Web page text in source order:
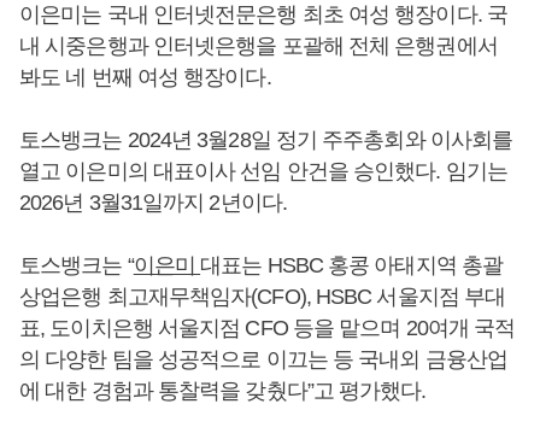
이은미는 국내 인터넷전문은행 최초 여성 행장이다. 국
내 시중은행과 인터넷은행을 포괄해 전체 은행권에서
봐도 네 번째 여성 행장이다.
토스뱅크는 2024년 3월28일 정기 주주총회와 이사회를
열고 이은미의 대표이사 선임 안건을 승인했다. 임기는
2026년 3월31일까지 2년이다.
토스뱅크는 “이은미 대표는 HSBC 홍콩 아태지역 총괄
상업은행 최고재무책임자(CFO), HSBC 서울지점 부대
표, 도이치은행 서울지점 CFO 등을 맡으며 20여개 국적
의 다양한 팀을 성공적으로 이끄는 등 국내외 금융산업
에 대한 경험과 통찰력을 갖췄다”고 평가했다.